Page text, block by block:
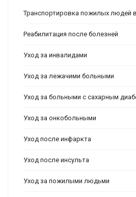
Транспортировка пожилых людей
Реабилитация после болезней
Уход за инвалидами
Уход за лежачими больными
Уход за больными с сахарным
Уход за онкобольными
Уход после инфаркта
Уход после инсульта
Уход за пожилыми людьми